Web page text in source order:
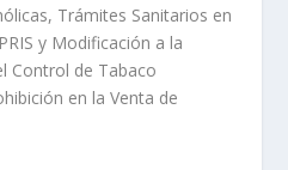
Trámites Sanitarios en
y Modificación a la
Control de Tabaco
en la Venta de